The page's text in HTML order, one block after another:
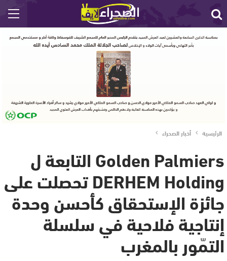
الرئيسية أخبار الصحراء
Golden Palmiers التابعة ل
DERHEM Holding تحصلت على
جائزة الإستحقاق كأحسن وحدة
إنتاجية فلاحية في سلسلة
التمّور بالمغرب